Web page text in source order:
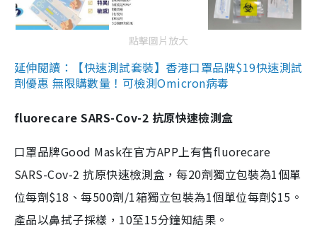
點擊圖片放大
延伸閱讀：【快速測試套裝】香港口罩品牌$19快速測試
劑優惠 無限購數量！可檢測Omicron病毒
fluorecare SARS-Cov-2 抗原快速檢測盒
口罩品牌Good Mask在官方APP上有售fluorecare
SARS-Cov-2 抗原快速檢測盒，每20劑獨立包裝為1個單
位每劑$18、每500劑/1箱獨立包裝為1個單位每劑$15。
產品以鼻拭子採樣，10至15分鐘知結果。